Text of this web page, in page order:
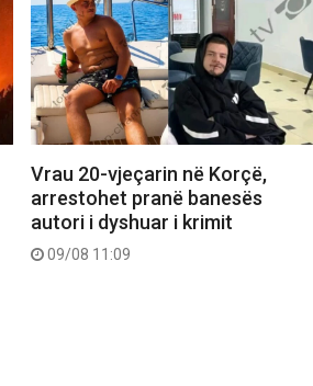
Vrau 20-vjeçarin në Korçë,
arrestohet pranë banesës
autori i dyshuar i krimit
09/08 11:09